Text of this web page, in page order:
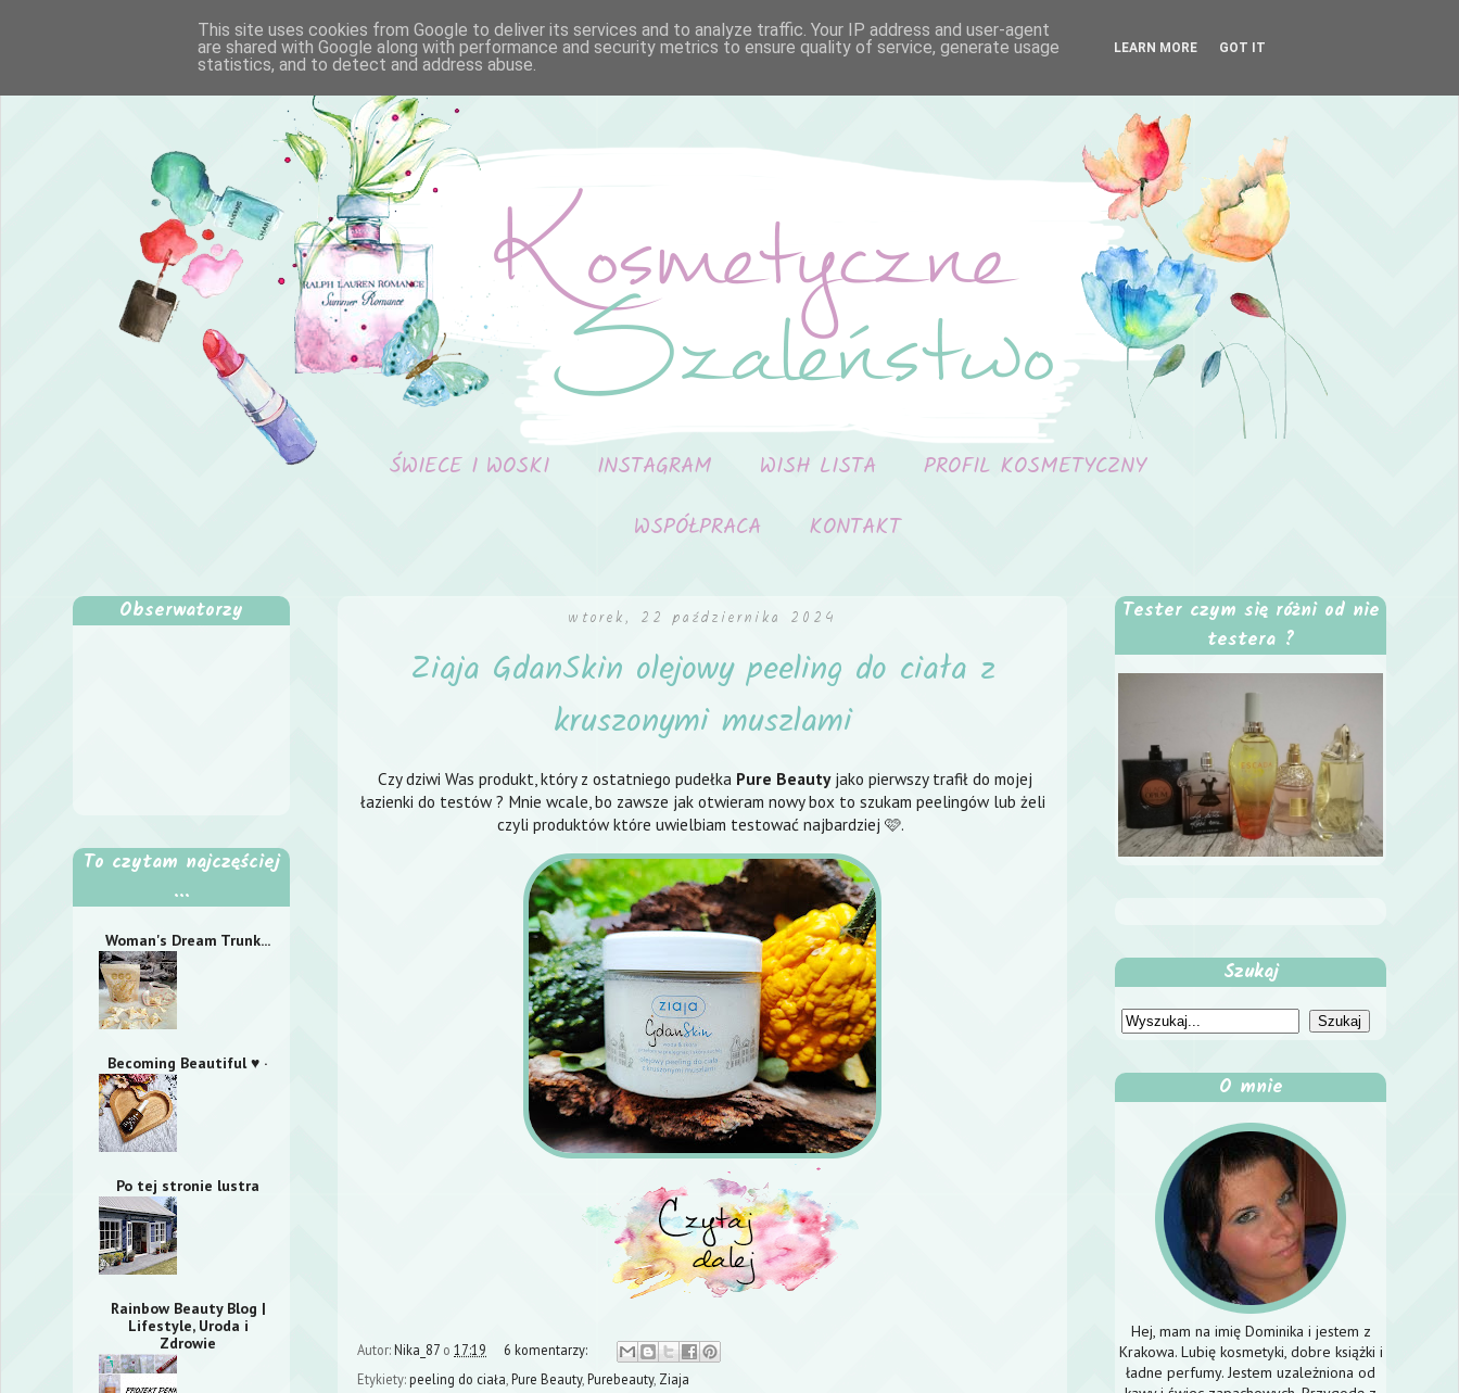
ŚWIECE I WOSKI INSTAGRAM WISH LISTA
PROFIL KOSMETYCZNY
WSPÓŁPRACA
KONTAKT
wtorek, 22 października 2024
Ziaja GdanSkin olejowy peeling do ciała z
kruszonymi muszlami
Czy dziwi Was produkt, który z ostatniego pudełka Pure Beautyjako pierwszy trafił do mojej
łazienki do testów ? Mnie wcale, bo zawsze jak otwieram nowy box to szukam peelingów lub żeli
czyli produktów które uwielbiam testować najbardziej 🩷.
Autor:Nika_87 o 17:19
6 komentarzy:
Etykiety:peeling do ciała Pure Beauty, Purebeauty, Ziaja
Obserwatorzy
To czytam najczęściej
...
Woman's Dream Trunk...
Becoming Beautiful ♥ ·
Po tej stronie lustra
Rainbow Beauty Blog |
Lifestyle, Uroda i
Zdrowie
Tester czym się różni od nie
testera ?
Szukaj
O mnie
Hej, mam na imię Dominika i jestem z
Krakowa. Lubię kosmetyki, dobre książki i
ładne perfumy. Jestem uzależniona od
This site uses cookies from Google to deliver its services and to analyze traffic. Your IP address and user-agent
are shared with Google along with performance and security metrics to ensure quality of service, generate usage
statistics, and to detect and address abuse.
LEARN MORE GOT IT